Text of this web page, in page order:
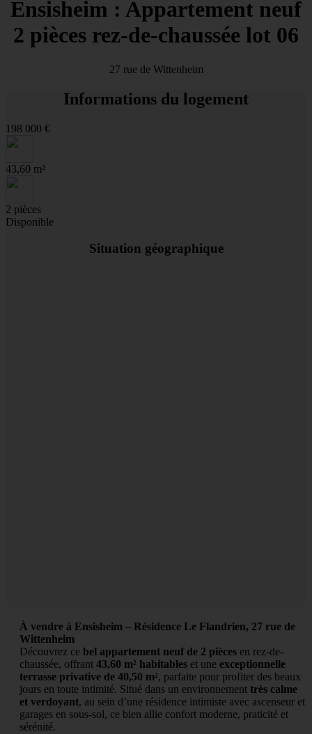
Ensisheim : Appartement neuf
2 pièces rez-de-chaussée lot 06
27 rue de Wittenheim
Informations du logement
198 000 €
43,60 m²
2 pièces
Disponible
Situation géographique
À vendre à Ensisheim – Résidence Le Flandrien, 27 rue de
Wittenheim
Découvrez ce bel appartement neuf de 2 pièces en rez-de-
chaussée, offrant 43,60 m² habitables et une exceptionnelle
terrasse privative de 40,50 m², parfaite pour profiter des beaux
jours en toute intimité. Situé dans un environnement très calme
et verdoyant, au sein d’une résidence intimiste avec ascenseur et
garages en sous-sol, ce bien allie confort moderne, praticité et
sérénité.